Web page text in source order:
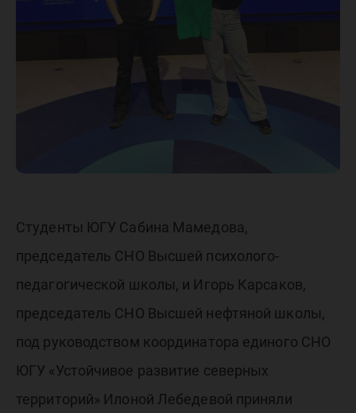
Студенты ЮГУ Сабина Мамедова,
председатель СНО Высшей психолого-
педагогической школы, и Игорь Карсаков,
председатель СНО Высшей нефтяной школы,
под руководством координатора единого СНО
ЮГУ «Устойчивое развитие северных
территорий» Илоной Лебедевой приняли